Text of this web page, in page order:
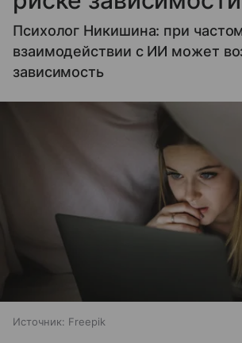
Психолог Никишина: при
взаимодействии с ИИ может
зависимость
Источник: Freepik